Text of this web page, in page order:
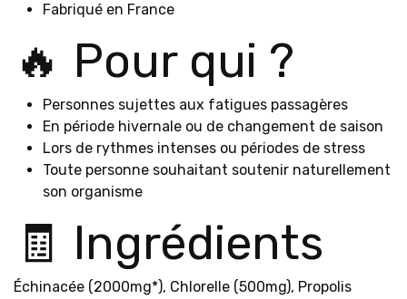
Fabriqué en France
🔥 Pour qui ?
Personnes sujettes aux fatigues passagères
En période hivernale ou de changement de saison
Lors de rythmes intenses ou périodes de stress
Toute personne souhaitant soutenir naturellement
son organisme
🧾 Ingrédients
Échinacée (2000mg*), Chlorelle (500mg), Propolis